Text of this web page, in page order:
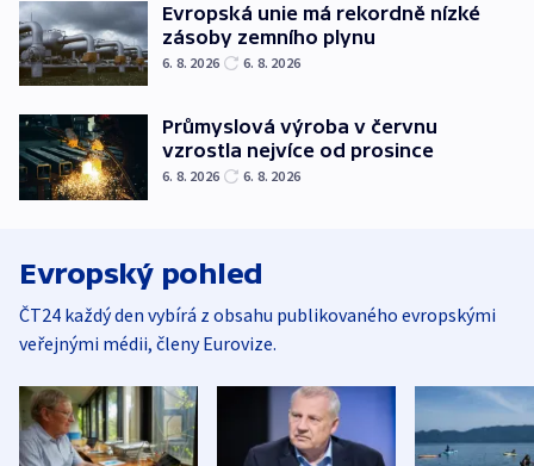
Evropská unie má rekordně nízké
zásoby zemního plynu
6. 8. 2026 6. 8. 2026
Průmyslová výroba v červnu
vzrostla nejvíce od prosince
6. 8. 2026 6. 8. 2026
Evropský pohled
ČT24 každý den vybírá z obsahu publikovaného evropskými
veřejnými médii, členy Eurovize.